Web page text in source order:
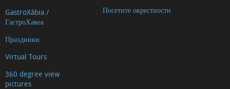
GastroXàbia /
ГастроХавеа
Праздники
Virtual Tours
360 degree view
pictures
Посетите окрестности